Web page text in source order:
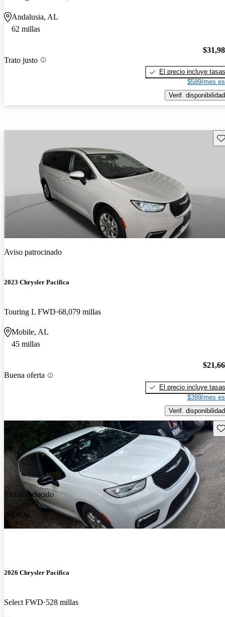
Andalusia, AL
62 millas
Trato justo
El precio incluye tasas
$589/mes
Verif. disponibilidad
Aviso patrocinado
2023 Chrysler Pacifica
Touring L FWD 68,079 millas
Mobile, AL
45 millas
Buena oferta
El precio incluye tasas
$399/mes
Verif. disponibilidad
Precio reducido
-$1,000
2026 Chrysler Pacifica
Select FWD 528 millas